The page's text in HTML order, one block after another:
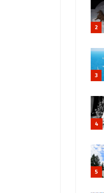
2
3
4
5